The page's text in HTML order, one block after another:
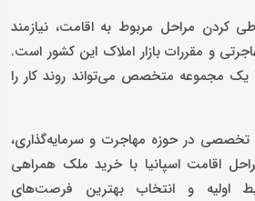
کردن مراحل مربوط به اقامت، نیازمند
و مقررات بازار املاک این کشور است.
یک مجموعه متخصص می‌تواند روند کار را
تخصصی در حوزه مهاجرت و سرمایه‌گذاری،
اقامت اسپانیا با خرید ملک همراهی
اولیه و انتخاب بهترین فرصت‌های